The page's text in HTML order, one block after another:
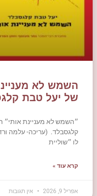
השמש לא
של יעל טבת
״השמש לא מעניינת אותי״
קלגסבלד. (עריכה- עלמה
לו ״שוליית
קרא עוד »
אפריל 9, 2026 אין תגובות